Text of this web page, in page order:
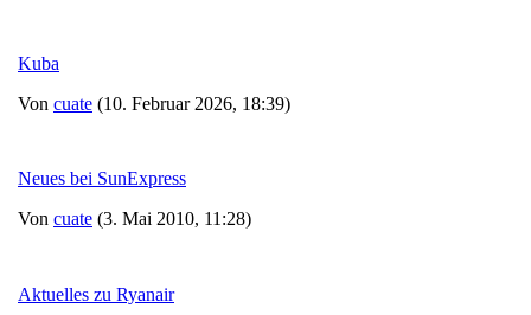
Kuba
Von cuate (10. Februar 2026, 18:39)
Neues bei SunExpress
Von cuate (3. Mai 2010, 11:28)
Aktuelles zu Ryanair